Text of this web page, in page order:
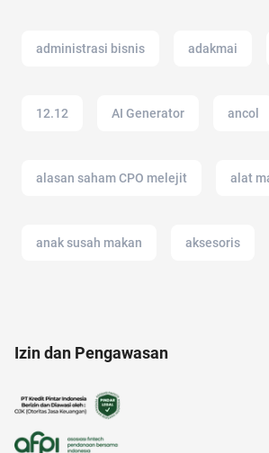
administrasi bisnis adakmai
12.12 AI Generator ancol
alasan saham CPO melejit alat
anak susah makan aksesoris
anak jokowi
Izin dan Pengawasan